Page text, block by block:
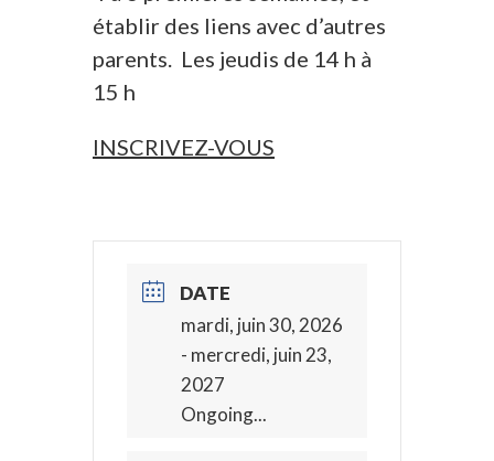
établir des liens avec d’autres
parents. Les jeudis de 14 h à
15 h
INSCRIVEZ-VOUS
DATE
mardi, juin 30, 2026
- mercredi, juin 23,
2027
Ongoing...